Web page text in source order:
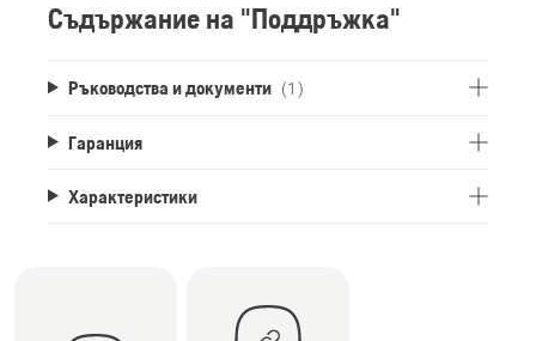
Съдържание на "Поддръжка"
Ръководства и документи (1)
Гаранция
Характеристики